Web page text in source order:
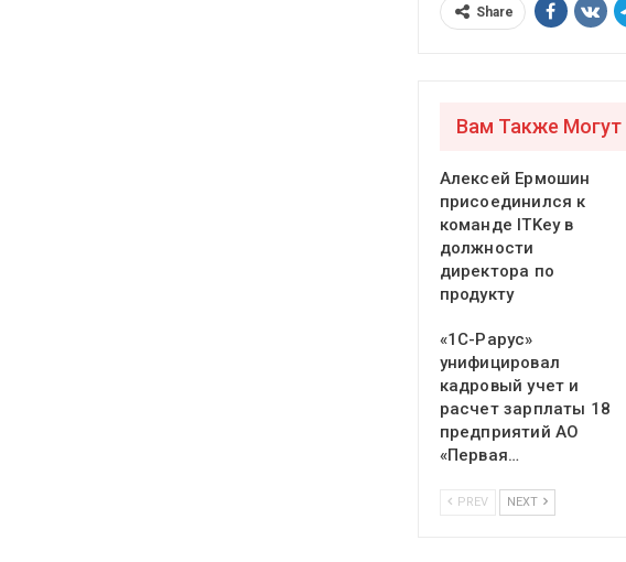
Share
Вам Также Могут
Алексей Ермошин
присоединился к
команде ITKey в
должности
директора по
продукту
«1С-Рарус»
унифицировал
кадровый учет и
расчет зарплаты 18
предприятий АО
«Первая…
PREV NEXT